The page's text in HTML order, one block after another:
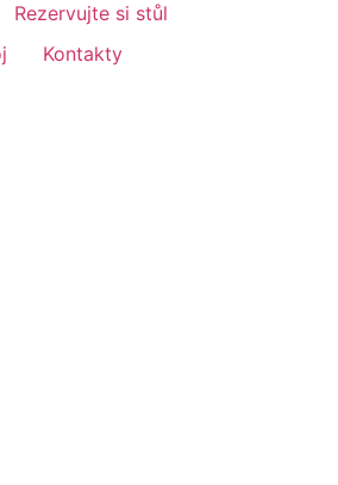
Rezervujte si stůl
Kontakty